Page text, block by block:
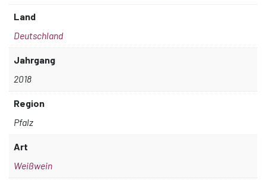
Land
Deutschland
Jahrgang
2018
Region
Pfalz
Art
Weißwein